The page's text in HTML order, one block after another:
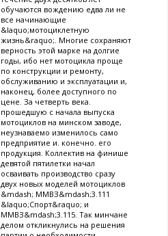
обучаются вождению едва ли не
все начинающие
&laquo;мотоциклетную
жизнь&raquo;. Многие сохраняют
верность этой марке на долгие
годы, ибо нет мотоцикла проще
по конструкции и ремонту,
обслуживанию и эксплуатации и,
наконец, более доступного по
цене. За четверть века.
прошедшую с начала выпуска
мотоциклов на минском заводе,
неузнаваемо изменилось само
предприятие и. конечно. его
продукция. Коллектив на финише
девятой пятилетки начал
осваивать производство сразу
двух новых моделей мотоциклов
&mdash; ММВЗ&mdash;3.111
&laquo;Спорт&raquo; и
ММВЗ&mdash;3.115. Так минчане
делом откликнулись на решения